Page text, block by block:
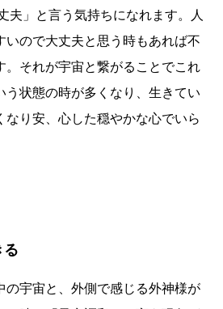
夫」と言う気持ちになれます。人
いので大丈夫と思う時もあれば不
。それが宇宙と繋がることでこれ
う状態の時が多くなり、生きてい
なり安、心した穏やかな心でいら
る
の宇宙と、外側で感じる外神様が